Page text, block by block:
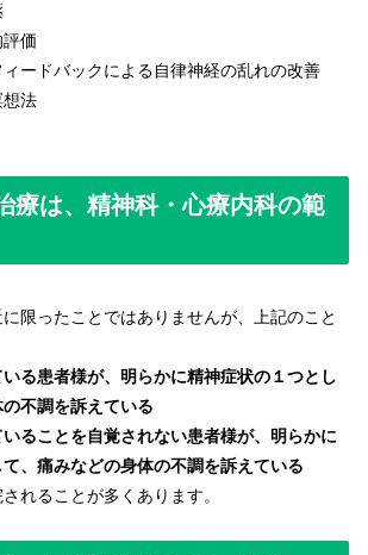
評価
ィードバックによる自律神経の乱れの改善
想法
療は、精神科・心療内科の範
限ったことではありませんが、上記のこと
る患者様が、明らかに精神症状の１つとし
不調を訴えている
ることを自覚されない患者様が、明らかに
、痛みなどの身体の不調を訴えている
れることが多くあります。